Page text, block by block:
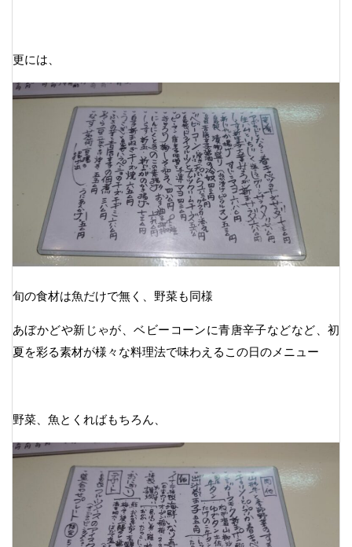
更には、
旬の食材は魚だけで無く、野菜も同様
あぼかどや新じゃが、ベビーコーンに青唐辛子などなど、初
夏を彩る素材が様々な料理法で味わえるこの日のメニュー
野菜、魚とくればもちろん、